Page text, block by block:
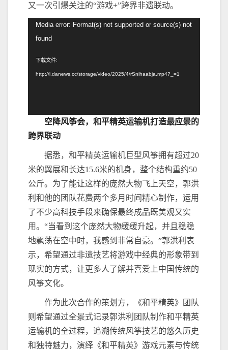
又一次引爆关注的“游戏+”跨界非遗联动。
Media error: Format(s) not supported or source(s) not
found
下载文件:
http://i.danews.cc/storage/video/2025/4/rSnihaabja.mp4?_=1
空降风筝会，和平精英运输机打造最应景的
跨界联动
据悉，和平精英运输机巨型风筝拥有超过20
米的翼展和长达15.6米的机身，整个结构重约50
公斤。为了能让这样的庞然大物飞上天空，郭洪
利和他的团队花费两个多月时间精心制作，运用
了不少高科技手段来确保最终成品既美观又实
用。“当看到这个庞然大物缓缓升起，并且稳稳
地飘荡在空中时，我感到非常自豪。”郭洪利表
示，希望通过非遗技艺将游戏中经典的形象带到
现实的方式，让更多人了解并喜爱上中国传统的
风筝文化。
作为此次合作的策划方，《和平精英》团队
则希望通过全景式记录郭洪利团队制作和平精英
运输机的全过程，追溯传统风筝技艺的悠久历史
和独特魅力，演绎《和平精英》游戏元素与传统